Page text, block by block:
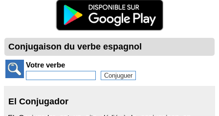
Conjugaison du verbe espagnol
Votre verbe
El Conjugador